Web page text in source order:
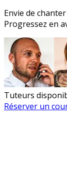
Envie de
Progressez en
Tuteurs
Réserver un